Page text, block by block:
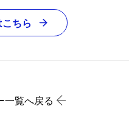
ちら
一覧へ戻る